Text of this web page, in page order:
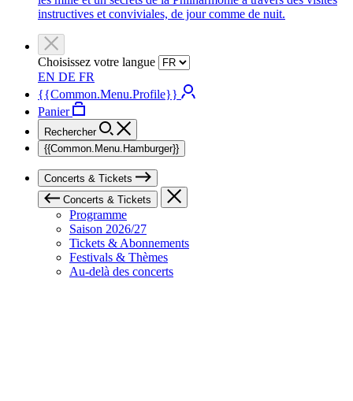
instructives et conviviales, de jour comme de nuit.
Choisissez votre langue
EN DE FR
{{Common.Menu.Profile}}
Panier
Rechercher
{{Common.Menu.Hamburger}}
Concerts & Tickets
Concerts & Tickets
Programme
Saison 2026/27
Tickets & Abonnements
Festivals & Thèmes
Au-delà des concerts